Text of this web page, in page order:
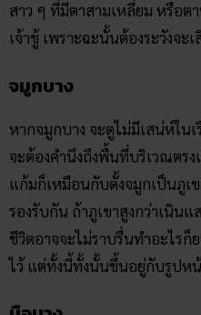
สาว ๆ ที่มีตาสามเหลี่ยม หรือต
เจ้าชู้ เพราะฉะนั้นต้องระวังจะ
จมูกบาง
หากจมูกบาง จะดูไม่มีเสน่ห์ใน
จะต้องคำนึงถึงพื้นที่บริเวณตร
แก้มก็เหมือนกับดั้งจมูกเป็นภูเ
รองรับกัน ถ้าภูเขาสูงกว่าเนิน
ชีวิตอาจจะไม่ราบรื่นทำอะไรก็
ไว้ แต่ทั้งนี้ทั้งนั้นขึ้นอยู่กับรูปห